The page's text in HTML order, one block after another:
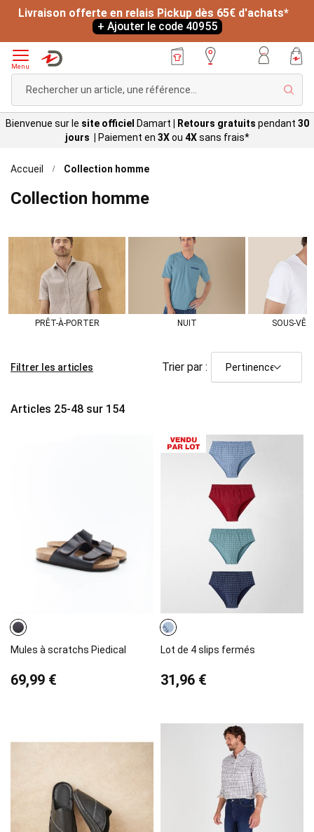
Livraison offerte en relais Pickup dès 65€ d'achats*
+ Ajouter le code 40955
Menu
Bienvenue sur le site officiel Damart Retours gratuits pendant 30
jours |
Paiement en 3Xou 4Xsans frais*
Accueil Collection homme
Collection homme
PRÊT-À-PORTER NUIT SOUS-
Articles 25-48 sur 154
Trier par :
Mules à scratchs Piedical
69,99 €
Lot de 4 slips fermés
31,96 €
Filtrer les articles